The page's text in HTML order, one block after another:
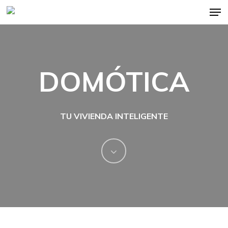
Skip
to
main
DOMÓTICA
TU VIVIENDA INTELIGENTE
Navigate